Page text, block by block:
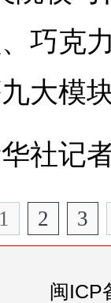
巧克
大模
社记
1 2 3
闽ICP